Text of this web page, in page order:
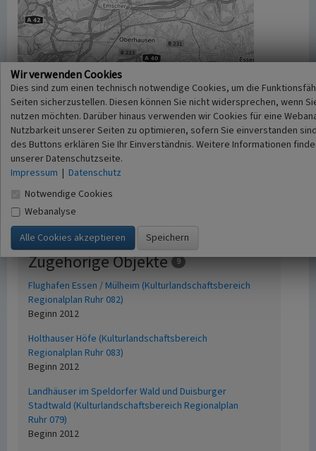
Zugehörige Objekte 9
Flughafen Essen / Mülheim (Kulturlandschaftsbereich
Regionalplan Ruhr 082)
Beginn 2012
Holthauser Höfe (Kulturlandschaftsbereich
Regionalplan Ruhr 083)
Beginn 2012
Landhäuser im Speldorfer Wald und Duisburger
Stadtwald (Kulturlandschaftsbereich Regionalplan
Ruhr 079)
Beginn 2012
Wir verwenden Cookies
Dies sind zum einen technisch notwendige Cookies, um die
Seiten sicherzustellen. Diesen können Sie nicht widersprechen, wenn
nutzen möchten. Darüber hinaus verwenden wir Cookies für eine
Nutzbarkeit unserer Seiten zu optimieren, sofern Sie einverstanden
des Buttons erklären Sie Ihr Einverständnis. Weitere Informationen
unserer Datenschutzseite.
Impressum | Datenschutz
Notwendige Cookies
Webanalyse